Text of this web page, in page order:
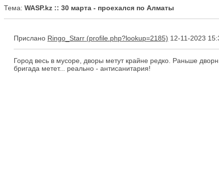
Тема: WASP.kz :: 30 марта - проехался по Алматы
Прислано Ringo_Starr 12-11-2023
Город весь в мусоре, дворы метут крайне редко. Раньше
бригада метет... реально - антисанитария!